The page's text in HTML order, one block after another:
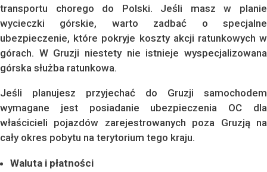
transportu chorego do Polski. Jeśli masz w planie
wycieczki górskie, warto zadbać o specjalne
ubezpieczenie, które pokryje koszty akcji ratunkowych w
górach. W Gruzji niestety nie istnieje wyspecjalizowana
górska służba ratunkowa.
Jeśli planujesz przyjechać do Gruzji samochodem
wymagane jest posiadanie ubezpieczenia OC dla
właścicieli pojazdów zarejestrowanych poza Gruzją na
cały okres pobytu na terytorium tego kraju.
Waluta i płatności